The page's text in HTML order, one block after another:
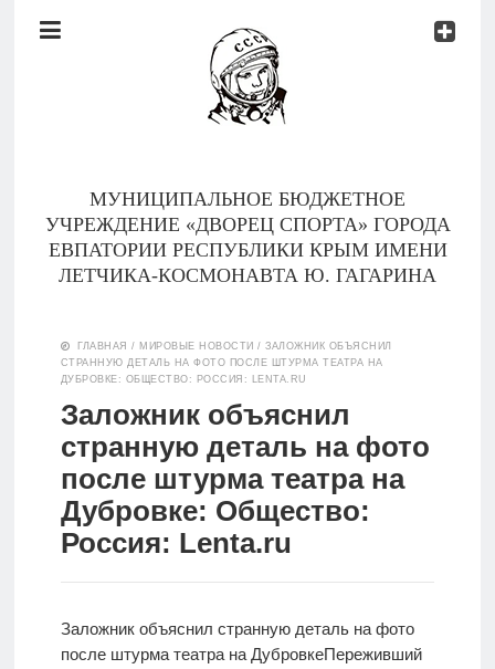
Документы
МУНИЦИПАЛЬНОЕ БЮДЖЕТНОЕ
УЧРЕЖДЕНИЕ «ДВОРЕЦ СПОРТА» ГОРОДА
ЕВПАТОРИИ РЕСПУБЛИКИ КРЫМ ИМЕНИ
ЛЕТЧИКА-КОСМОНАВТА Ю. ГАГАРИНА
Тренеры
Контакты
Новости
Родителям
О
ГЛАВНАЯ / МИРОВЫЕ НОВОСТИ /ЗАЛОЖНИК ОБЪЯСНИЛ
СТРАННУЮ ДЕТАЛЬ НА ФОТО ПОСЛЕ ШТУРМА ТЕАТРА НА
ДУБРОВКЕ: ОБЩЕСТВО: РОССИЯ: LENTA.RU
Заложник объяснил
странную деталь на фото
после штурма театра на
Дубровке: Общество:
Россия: Lenta.ru
Заложник объяснил странную деталь на фото
после штурма театра на ДубровкеПереживший